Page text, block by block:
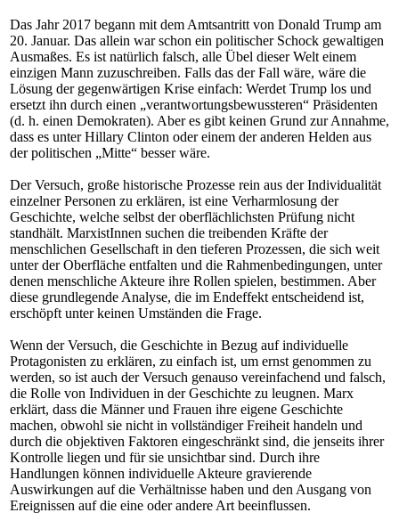
Das Jahr 2017 begann mit dem Amtsantritt von Donald Trump am
20. Januar. Das allein war schon ein politischer Schock gewaltigen
Ausmaßes. Es ist natürlich falsch, alle Übel dieser Welt einem
einzigen Mann zuzuschreiben. Falls das der Fall wäre, wäre die
Lösung der gegenwärtigen Krise einfach: Werdet Trump los und
ersetzt ihn durch einen „verantwortungsbewussteren“ Präsidenten
(d. h. einen Demokraten). Aber es gibt keinen Grund zur Annahme,
dass es unter Hillary Clinton oder einem der anderen Helden aus
der politischen „Mitte“ besser wäre.
Der Versuch, große historische Prozesse rein aus der Individualität
einzelner Personen zu erklären, ist eine Verharmlosung der
Geschichte, welche selbst der oberflächlichsten Prüfung nicht
standhält. MarxistInnen suchen die treibenden Kräfte der
menschlichen Gesellschaft in den tieferen Prozessen, die sich weit
unter der Oberfläche entfalten und die Rahmenbedingungen, unter
denen menschliche Akteure ihre Rollen spielen, bestimmen. Aber
diese grundlegende Analyse, die im Endeffekt entscheidend ist,
erschöpft unter keinen Umständen die Frage.
Wenn der Versuch, die Geschichte in Bezug auf individuelle
Protagonisten zu erklären, zu einfach ist, um ernst genommen zu
werden, so ist auch der Versuch genauso vereinfachend und falsch,
die Rolle von Individuen in der Geschichte zu leugnen. Marx
erklärt, dass die Männer und Frauen ihre eigene Geschichte
machen, obwohl sie nicht in vollständiger Freiheit handeln und
durch die objektiven Faktoren eingeschränkt sind, die jenseits ihrer
Kontrolle liegen und für sie unsichtbar sind. Durch ihre
Handlungen können individuelle Akteure gravierende
Auswirkungen auf die Verhältnisse haben und den Ausgang von
Ereignissen auf die eine oder andere Art beeinflussen.